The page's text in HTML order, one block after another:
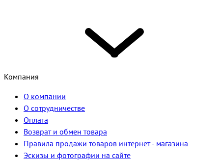
Компания
О компании
О сотрудничестве
Оплата
Возврат и обмен товара
Правила продажи товаров интернет - магазина
Эскизы и фотографии на сайте